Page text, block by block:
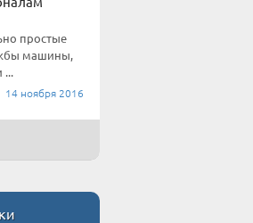
простые
машины,
...
ноября 2016